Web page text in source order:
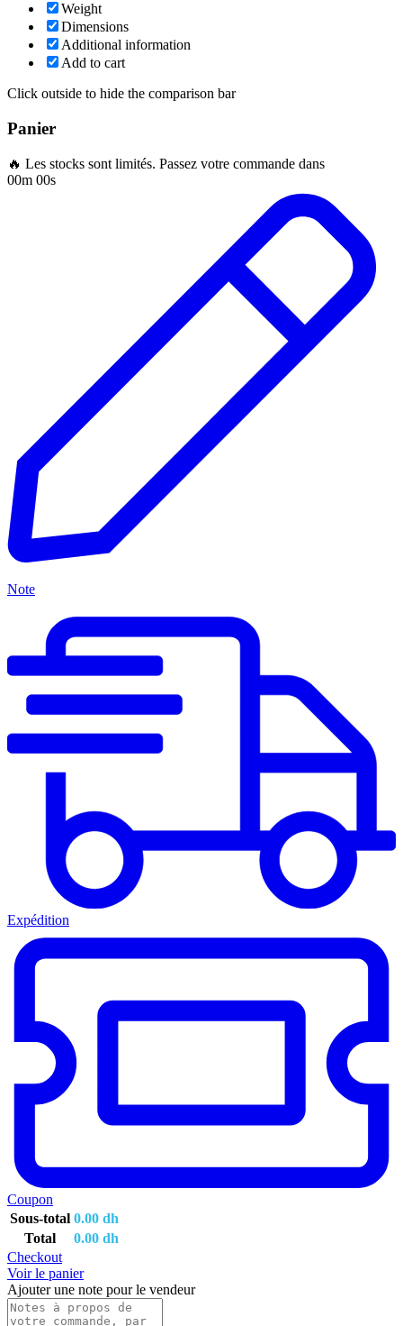
Weight
Dimensions
Additional information
Add to cart
Click outside to hide the comparison bar
Panier
🔥 Les stocks sont limités. Passez votre commande dans
00m 00s
Note
Expédition
Coupon
Sous-total 0.00 dh
Total
0.00 dh
Checkout
Voir le panier
Ajouter une note pour le vendeur